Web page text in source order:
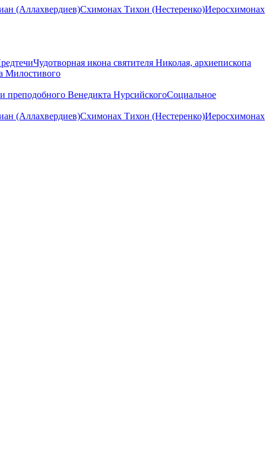
(Аллахвердиев)Схимонах Тихон (Нестеренко)Иеросхимонах
Чудотворная икона святителя Николая, архиепископа
Милостивого
преподобного Венедикта НурсийскогоСоциальное
(Аллахвердиев)Схимонах Тихон (Нестеренко)Иеросхимонах